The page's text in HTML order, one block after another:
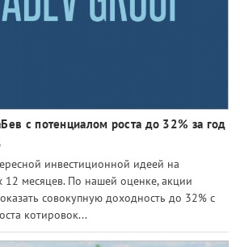
с потенциалом роста до 32% за год
инвестиционной идеей на
12 месяцев. По нашей оценке, акции
совокупную доходность до 32% с
котировок...